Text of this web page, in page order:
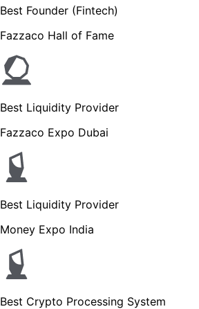
Best Founder (Fintech)
Fazzaco Hall of Fame
Best Liquidity Provider
Fazzaco Expo Dubai
Best Liquidity Provider
Money Expo India
Best Crypto Processing System